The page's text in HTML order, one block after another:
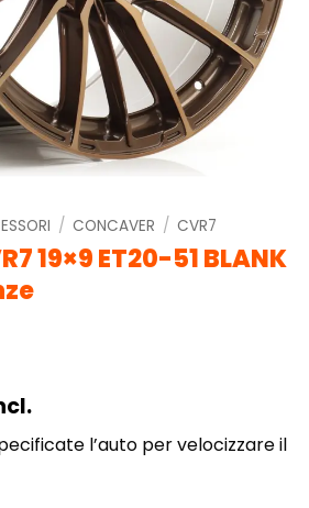
/ CONCAVER / CVR7
19×9 ET20-51 BLANK
l’auto per velocizzare il